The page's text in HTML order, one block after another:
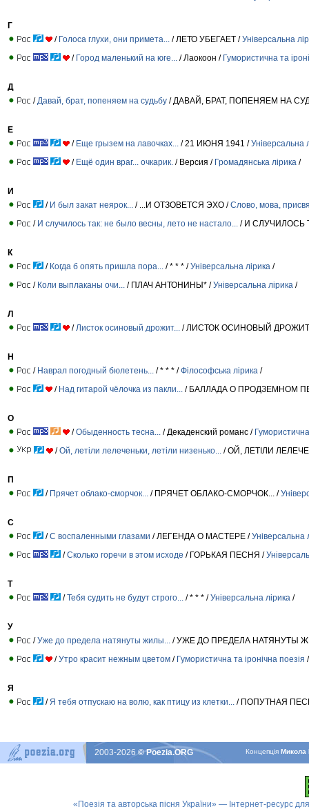
Г
/ Голоса глухи, они примета... / ЛЕТО УБЕГАЕТ /Універсальна
/ Город маленький на юге... / Лаокоон / Гумористична та
Д
/ Давай, брат, попеняем на судьбу / ДАВАЙ, БРАТ, ПОПЕНЯЕМ НА
Е
/ Еще грызем на лавочках... / 21 ИЮНЯ 1941 /Універсальна
/ Ещё один враг... очкарик. / Версия / Громадянська лірика /
И
/ И был закат неярок... / ...И ОТЗОВЕТСЯ ЭХО /Слово, мова,
/ И случилось так: не было весны, лето не настало... / И СЛУЧИЛОСЬ
К
/ Когда б опять пришла пора... / * * * /Універсальна лірика /
/ Коли выплаканы очи... / ПЛАЧ АНТОНИНЫ* /Універсальна лірика /
Л
/ Листок осиновый дрожит... / ЛИСТОК ОСИНОВЫЙ
Н
/ Наврал погодный бюлетень... / * * * /Філософська лірика /
/ Над гитарой чёлочка из пакли... / БАЛЛАДА О ПРОДЗЕМНОМ
О
/Обыденность тесна... / Декаденский романс /
/Ой, летіли лелеченьки, летіли низенько... / ОЙ, ЛЕТІЛИ
П
/ Прячет облако-сморчок... / ПРЯЧЕТ ОБЛАКО-СМОРЧОК... /
С
/С воспаленными глазами / ЛЕГЕНДА О МАСТЕРЕ /Універсальна
/Сколько горечи в этом исходе / ГОРЬКАЯ ПЕСНЯ /
Т
/Тебя судить не будут строго... / * * * /Універсальна лірика /
У
/Уже до предела натянуты жилы...
/ УЖЕ ДО ПРЕДЕЛА НАТЯНУТЫ
/Утро красит нежным цветом / Гумористична та іронічна поезія /
Я
/ Я тебя отпускаю на волю, как птицу из клетки... / ПОПУТНАЯ
КонцепцiяМикола
2003-2026© Poezia.ORG
«Поезія та авторська пісня України» — Інтернет-ресурс